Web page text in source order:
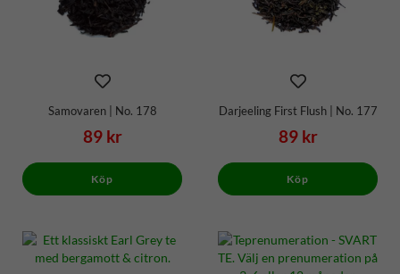
Samovaren | No. 178
89 kr
Köp
Darjeeling First Flush | No. 177
89 kr
Köp